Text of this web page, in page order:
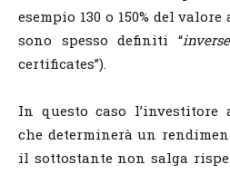
esempio 130 o 150% del
sono spesso definiti “
certificates”).
In questo caso l’investitore
che determinerà un
il sottostante non salga